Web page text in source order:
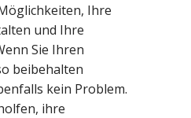
Ihre
und Ihre
Sie Ihren
beibehalten
kein Problem.
ihre